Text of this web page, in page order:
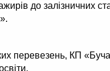
до залізничних
перевезень, КП